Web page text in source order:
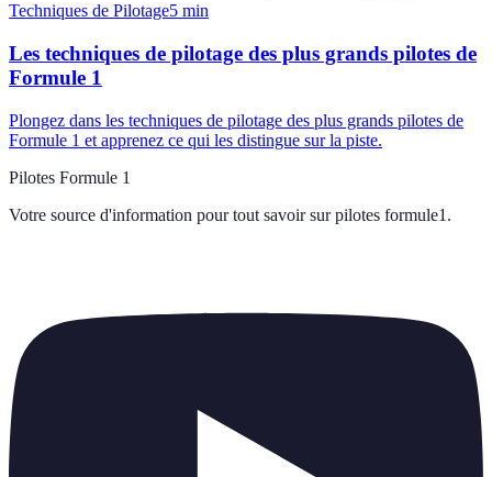
Techniques de Pilotage5 min
Les techniques de pilotage des plus grands pilotes de
Formule 1
Plongez dans les techniques de pilotage des plus grands pilotes de
Formule 1 et apprenez ce qui les distingue sur la piste.
Pilotes Formule 1
Votre source d'information pour tout savoir sur pilotes formule1 .